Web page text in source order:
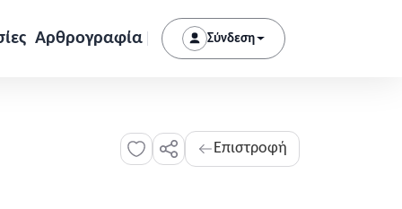
Αρθρογραφία Σύνδεση
Επιστροφή